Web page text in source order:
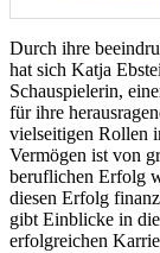
Durch ihre
hat sich Katja
Schauspielerin,
für ihre
vielseitigen Rollen
Vermögen ist von
beruflichen Erfolg
diesen Erfolg
gibt Einblicke in
erfolgreichen